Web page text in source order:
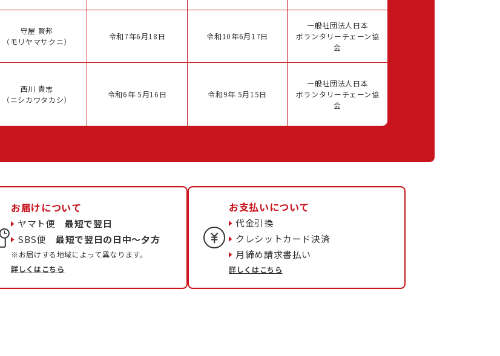
守屋 賢邦
（モリヤマサクニ）
令和7年6月18日 令和10年6月17日
一般社団法人日本
ボランタリーチェーン協
会
西川 貴志
（ニシカワタカシ）
令和6年 5月16日 令和9年 5月15日
一般社団法人日本
ボランタリーチェーン協
会
お届けについて
ヤマト便最短で翌日
SBS便最短で翌日の日中〜夕方
※お届けする地域によって異なります。
詳しくはこちら
お支払いについて
代金引換
クレシットカード決済
月締め請求書払い
詳しくはこちら